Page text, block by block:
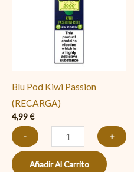
Blu Pod Kiwi Passion
(RECARGA)
4,99€
-
Passion
(RECARGA)
cantidad
+
Añadir Al Carrito